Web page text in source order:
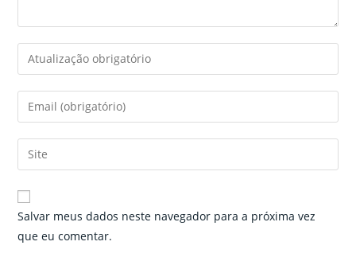
Enter
your
name
comment
Enter
your
email
address
comment
Enter
your
website
URL
Salvar meus dados neste navegador para a próxima vez
que eu comentar.